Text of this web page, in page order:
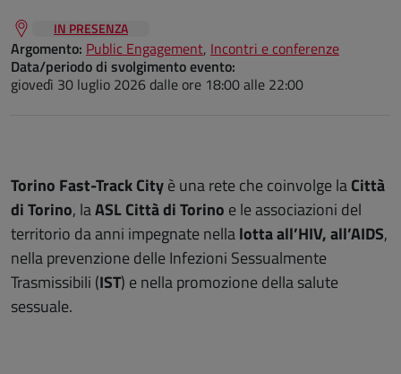
IN PRESENZA
Argomento: Public Engagement, Incontri e conferenze
Data/periodo di svolgimento evento:
giovedì 30 luglio 2026 dalle ore 18:00 alle 22:00
Torino Fast-Track Cityè una rete che coinvolge laCittà
di Torino, laASL Città di Torino e le associazioni del
territorio da anni impegnate nellalotta all’HIV, all’AIDS,
nella prevenzione delle Infezioni Sessualmente
Trasmissibili (IST) e nella promozione della salute
sessuale.